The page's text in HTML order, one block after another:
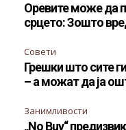
Оревите може да
срцето: Зошто
Совети
Грешки што сите
– а можат да ја
Занимливости
„No Buy“